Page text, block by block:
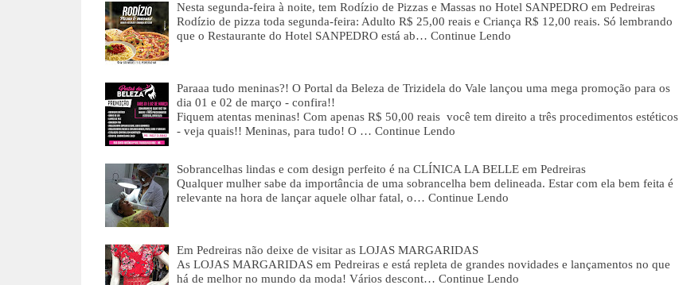
Nesta segunda-feira à noite, tem Rodízio de Pizzas e Massas no Hotel SANPEDRO em Pedreiras
Rodízio de pizza toda segunda-feira: Adulto R$ 25,00 reais e Criança R$ 12,00 reais. Só lembrando
que o Restaurante do Hotel SANPEDRO está ab… Continue Lendo
Paraaa tudo meninas?! O Portal da Beleza de Trizidela do Vale lançou uma mega promoção para os
dia 01 e 02 de março - confira!!
Fiquem atentas meninas! Com apenas R$ 50,00 reais você tem direito a três procedimentos estéticos
- veja quais!! Meninas, para tudo! O … Continue Lendo
Sobrancelhas lindas e com design perfeito é na CLÍNICA LA BELLE em Pedreiras
Qualquer mulher sabe da importância de uma sobrancelha bem delineada. Estar com ela bem feita é
relevante na hora de lançar aquele olhar fatal, o… Continue Lendo
Em Pedreiras não deixe de visitar as LOJAS MARGARIDAS
As LOJAS MARGARIDAS em Pedreiras e está repleta de grandes novidades e lançamentos no que
há de melhor no mundo da moda! Vários descont… Continue Lendo